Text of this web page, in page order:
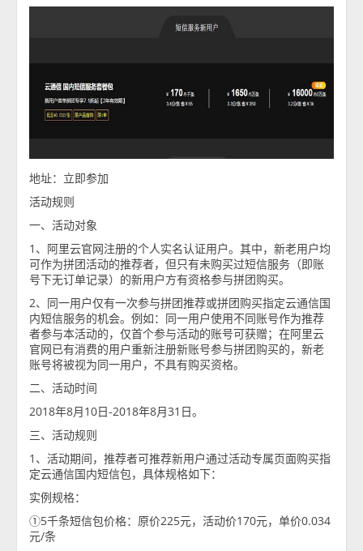
地址：立即参加
活动规则
一、活动对象
1、阿里云官网注册的个人实名认证用户。其中，新老用户均
可作为拼团活动的推荐者，但只有未购买过短信服务（即账
号下无订单记录）的新用户方有资格参与拼团购买。
2、同一用户仅有一次参与拼团推荐或拼团购买指定云通信国
内短信服务的机会。例如：同一用户使用不同账号作为推荐
者参与本活动的，仅首个参与活动的账号可获赠；在阿里云
官网已有消费的用户重新注册新账号参与拼团购买的，新老
账号将被视为同一用户，不具有购买资格。
二、活动时间
2018年8月10日-2018年8月31日。
三、活动规则
1、活动期间，推荐者可推荐新用户通过活动专属页面购买指
定云通信国内短信包，具体规格如下：
实例规格：
①5千条短信包价格：原价225元，活动价170元，单价0.034
元/条